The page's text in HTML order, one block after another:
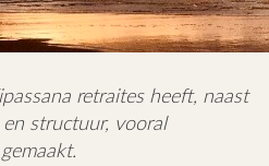
retraites heeft, naast
structuur, vooral